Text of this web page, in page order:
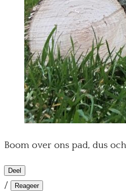
Boom over ons pad, dus
Deel
/ Reageer